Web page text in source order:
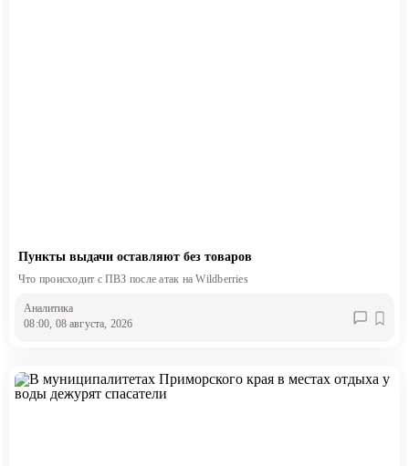
Пункты выдачи оставляют без товаров
Что происходит с ПВЗ после атак на Wildberries
Аналитика
08:00, 08 августа, 2026